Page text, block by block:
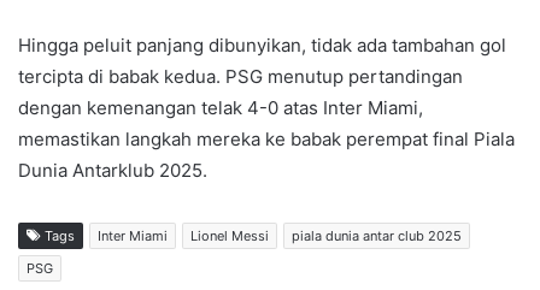
Hingga peluit panjang dibunyikan, tidak ada tambahan gol
tercipta di babak kedua. PSG menutup pertandingan
dengan kemenangan telak 4-0 atas Inter Miami,
memastikan langkah mereka ke babak perempat final Piala
Dunia Antarklub 2025.
Tags Inter Miami Lionel Messi
piala dunia antar club 2025
PSG